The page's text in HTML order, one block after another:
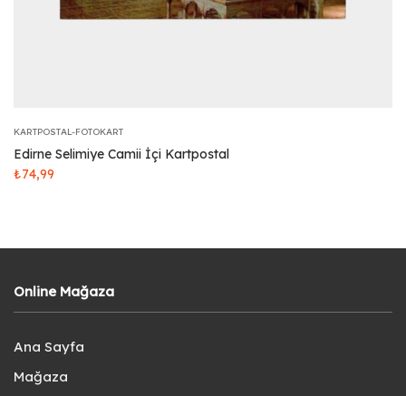
KARTPOSTAL-FOTOKART
Edirne Selimiye Camii İçi Kartpostal
₺74,99
Online Mağaza
Ana Sayfa
Mağaza